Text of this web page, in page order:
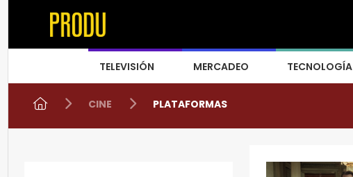
TELEVISIÓN MERCADEO TECNOLOGÍA
CINE PLATAFORMAS